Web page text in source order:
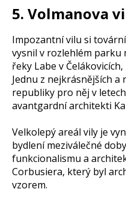
5. Volmanova
Impozantní vilu si
vysnil v rozlehlém
řeky Labe v
Jednu z nejkrásnějších
republiky pro něj v
avantgardní architekti
Velkolepý areál vily je
bydlení meziválečné
funkcionalismu a
Corbusiera, který byl
vzorem.